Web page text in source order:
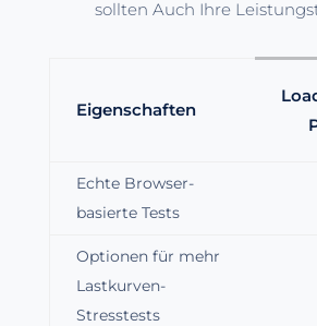
sollten Auch Ihre
Eigenschaften
Echte Browser-
basierte Tests
Optionen für mehr
Lastkurven-
Stresstests